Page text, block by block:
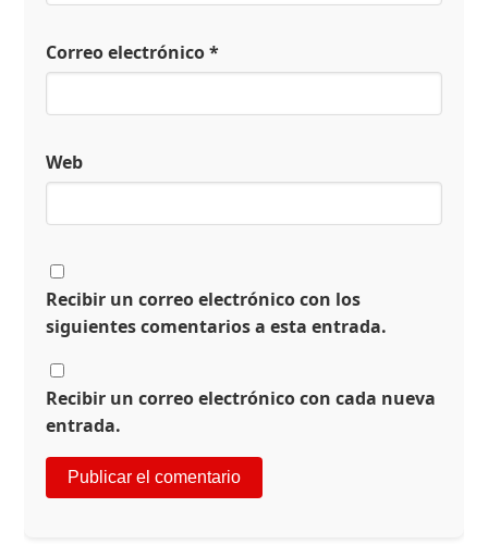
Correo electrónico*
Web
Recibir un correo electrónico con los
siguientes comentarios a esta entrada.
Recibir un correo electrónico con cada nueva
entrada.